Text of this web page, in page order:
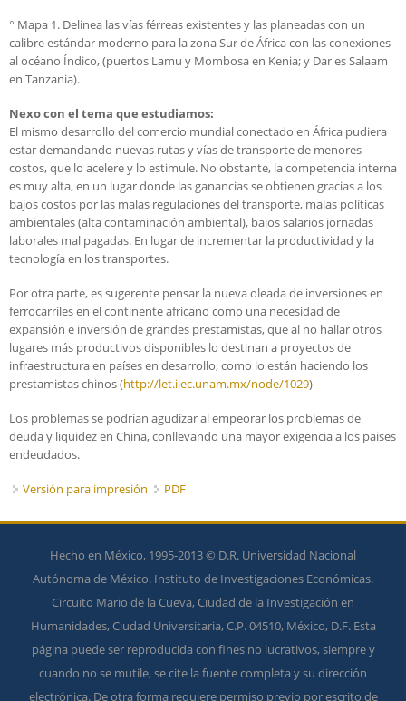
° Mapa 1. Delinea las vías férreas existentes y las planeadas con un
calibre estándar moderno para la zona Sur de África con las conexiones
al océano Índico, (puertos Lamu y Mombosa en Kenia; y Dar es Salaam
en Tanzania).
Nexo con el tema que estudiamos:
El mismo desarrollo del comercio mundial conectado en África pudiera
estar demandando nuevas rutas y vías de transporte de menores
costos, que lo acelere y lo estimule. No obstante, la competencia interna
es muy alta, en un lugar donde las ganancias se obtienen gracias a los
bajos costos por las malas regulaciones del transporte, malas políticas
ambientales (alta contaminación ambiental), bajos salarios jornadas
laborales mal pagadas. En lugar de incrementar la productividad y la
tecnología en los transportes.
Por otra parte, es sugerente pensar la nueva oleada de inversiones en
ferrocarriles en el continente africano como una necesidad de
expansión e inversión de grandes prestamistas, que al no hallar otros
lugares más productivos disponibles lo destinan a proyectos de
infraestructura en países en desarrollo, como lo están haciendo los
prestamistas chinos (http://let.iiec.unam.mx/node/1029)
Los problemas se podrían agudizar al empeorar los problemas de
deuda y liquidez en China, conllevando una mayor exigencia a los paises
endeudados.
Versión para impresión PDF
Hecho en México, 1995-2013 © D.R. Universidad Nacional
Autónoma de México. Instituto de Investigaciones Económicas.
Circuito Mario de la Cueva, Ciudad de la Investigación en
Humanidades, Ciudad Universitaria, C.P. 04510, México, D.F. Esta
página puede ser reproducida con fines no lucrativos, siempre y
cuando no se mutile, se cite la fuente completa y su dirección
electrónica. De otra forma requiere permiso previo por escrito de